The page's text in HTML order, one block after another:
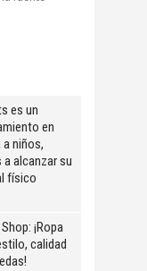
es un
en
a niños,
alcanzar su
físico
¡Ropa
calidad